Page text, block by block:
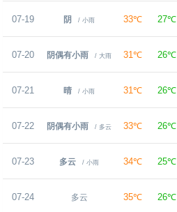
07-19 阴 / 小雨 33℃ 27℃
07-20 阴偶有小雨 / 大雨 31℃ 26℃
07-21 晴 / 小雨 31℃ 26℃
07-22 阴偶有小雨 / 多云 33℃ 26℃
07-23 多云 / 小雨 34℃ 25℃
07-24 多云 35℃ 26℃